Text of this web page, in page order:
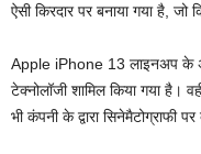
ऐसी किरदार पर बनाया गया है,
Apple iPhone 13 लाइनअप के
टेक्नोलॉजी शामिल किया गया है।
भी कंपनी के द्वारा सिनेमैटोग्राफी